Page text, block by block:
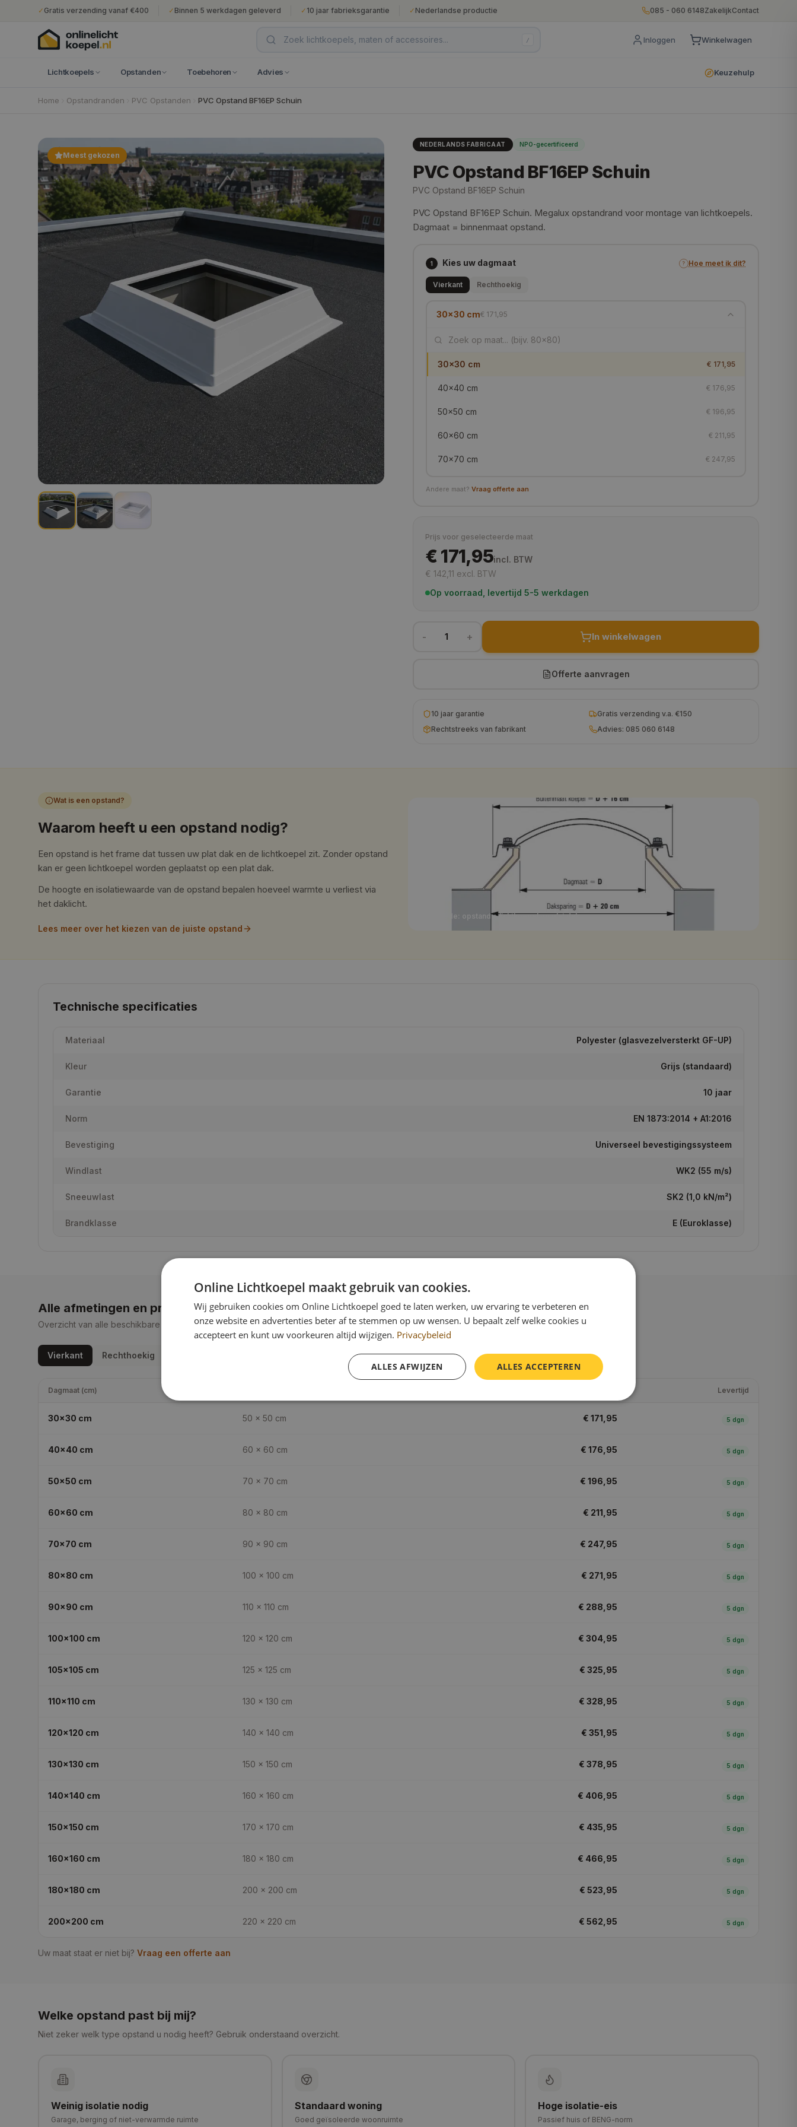
✓ Gratis verzending vanaf €400 ✓ Binnen 5 werkdagen geleverd ✓ 10 jaar fabrieksgarantie ✓ Nederlandse productie 085 - 060 6148ZakelijkContact
/ Inloggen Winkelwagen
Lichtkoepels Opstanden Toebehoren Advies Keuzehulp
Home Opstandranden PVC Opstanden PVC Opstand BF16EP Schuin
Meest gekozen
NEDERLANDS FABRICAAT NPO-gecertificeerd
PVC Opstand BF16EP Schuin
PVC Opstand BF16EP Schuin
PVC Opstand BF16EP Schuin. Megalux opstandrand voor montage van lichtkoepels.
Dagmaat = binnenmaat opstand.
1 Kies uw dagmaat ? Hoe meet ik dit?
Vierkant Rechthoekig
30x30 cm€ 171,95
30x30 cm € 171,95
40x40 cm € 176,95
50x50 cm € 196,95
60x60 cm € 211,95
70x70 cm € 247,95
105x105 cm
110x110 cm
130x130 cm
140x140 cm
180x180 cm
Andere maat? Vraag offerte aan
Prijs voor geselecteerde maat
€ 171,95incl. BTW
€ 142,11 excl. BTW
Op voorraad, levertijd 5-5 werkdagen
- 1 + In winkelwagen
Offerte aanvragen
10 jaar garantie
Gratis verzending v.a. €150
Rechtstreeks van fabrikant
Advies: 085 060 6148
Wat is een opstand?
Waarom heeft u een opstand nodig?
Een opstand is het frame dat tussen uw plat dak en de lichtkoepel zit. Zonder opstand
kan er geen lichtkoepel worden geplaatst op een plat dak.
De hoogte en isolatiewaarde van de opstand bepalen hoeveel warmte u verliest via
het daklicht.
Lees meer over het kiezen van de juiste opstand
Doorsnede: opstand + lichtkoepel op plat dak
Technische specificaties
Materiaal Polyester (glasvezelversterkt GF-UP)
Kleur Grijs (standaard)
Garantie 10 jaar
Norm EN 1873:2014 + A1:2016
Bevestiging Universeel bevestigingssysteem
Windlast WK2 (55 m/s)
Sneeuwlast SK2 (1,0 kN/m²)
Brandklasse E (Euroklasse)
Alle afmetingen en prijzen
Overzicht van alle beschikbare maten en bijbehorende prijzen
Vierkant Rechthoekig
Dagmaat (cm) Levertijd
30x30 cm 50 × 50 cm € 171,95 5 dgn
40x40 cm 60 × 60 cm € 176,95 5 dgn
50x50 cm 70 × 70 cm € 196,95 5 dgn
60x60 cm 80 × 80 cm € 211,95 5 dgn
70x70 cm 90 × 90 cm € 247,95 5 dgn
80x80 cm 100 × 100 cm € 271,95 5 dgn
90x90 cm 110 × 110 cm € 288,95 5 dgn
100x100 cm 120 × 120 cm € 304,95 5 dgn
105x105 cm 125 × 125 cm € 325,95 5 dgn
110x110 cm 130 × 130 cm € 328,95 5 dgn
120x120 cm 140 × 140 cm € 351,95 5 dgn
130x130 cm 150 × 150 cm € 378,95 5 dgn
140x140 cm 160 × 160 cm € 406,95 5 dgn
150x150 cm 170 × 170 cm € 435,95 5 dgn
160x160 cm 180 × 180 cm € 466,95 5 dgn
180x180 cm 200 × 200 cm € 523,95 5 dgn
200x200 cm 220 × 220 cm € 562,95 5 dgn
Uw maat staat er niet bij? Vraag een offerte aan
Welke opstand past bij mij?
Niet zeker welk type opstand u nodig heeft? Gebruik onderstaand overzicht.
Weinig isolatie nodig
Garage, berging of niet-verwarmde ruimte
Standaard woning
Goed geïsoleerde woonruimte
Hoge isolatie-eis
Passief huis of BENG-norm
Online Lichtkoepel maakt gebruik van cookies.
Wij gebruiken cookies om Online Lichtkoepel goed te laten werken, uw ervaring te verbeteren en
onze website en advertenties beter af te stemmen op uw wensen. U bepaalt zelf welke cookies u
accepteert en kunt uw voorkeuren altijd wijzigen. Privacybeleid
ALLES ACCEPTEREN
ALLES AFWIJZEN